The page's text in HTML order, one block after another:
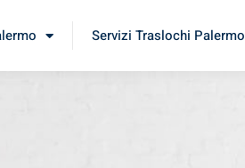
Servizi Traslochi Palermo